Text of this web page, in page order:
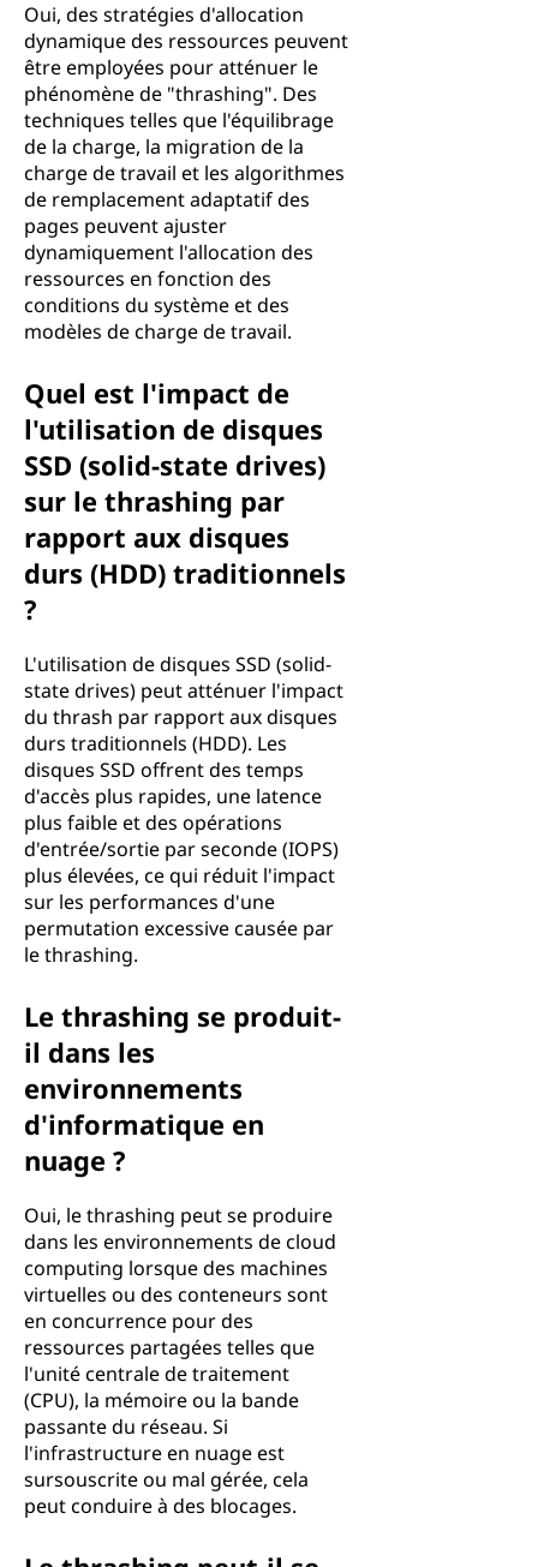
Oui, des stratégies d'allocation
dynamique des ressources peuvent
être employées pour atténuer le
phénomène de "thrashing". Des
techniques telles que l'équilibrage
de la charge, la migration de la
charge de travail et les algorithmes
de remplacement adaptatif des
pages peuvent ajuster
dynamiquement l'allocation des
ressources en fonction des
conditions du système et des
modèles de charge de travail.
Quel est l'impact de
l'utilisation de disques
SSD (solid-state drives)
sur le thrashing par
rapport aux disques
durs (HDD) traditionnels
?
L'utilisation de disques SSD (solid-
state drives) peut atténuer l'impact
du thrash par rapport aux disques
durs traditionnels (HDD). Les
disques SSD offrent des temps
d'accès plus rapides, une latence
plus faible et des opérations
d'entrée/sortie par seconde (IOPS)
plus élevées, ce qui réduit l'impact
sur les performances d'une
permutation excessive causée par
le thrashing.
Le thrashing se produit-
il dans les
environnements
d'informatique en
nuage ?
Oui, le thrashing peut se produire
dans les environnements de cloud
computing lorsque des machines
virtuelles ou des conteneurs sont
en concurrence pour des
ressources partagées telles que
l'unité centrale de traitement
(CPU), la mémoire ou la bande
passante du réseau. Si
l'infrastructure en nuage est
sursouscrite ou mal gérée, cela
peut conduire à des blocages.